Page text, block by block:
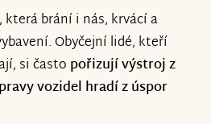
stejně jako
oblasti na sever od
sympatických a
která brání i nás, krvácí a
Obyčejní lidé, kteří
si často pořizují výstroj z
vozidel hradí z úspor